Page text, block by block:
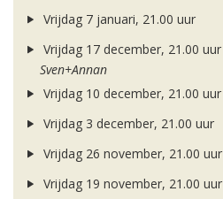
Vrijdag 7 januari, 21.00 uur
Vrijdag 17 december, 21.00 uur
Sven+Annan
Vrijdag 10 december, 21.00 uur
Vrijdag 3 december, 21.00 uur
Vrijdag 26 november, 21.00 uur
Vrijdag 19 november, 21.00 uur